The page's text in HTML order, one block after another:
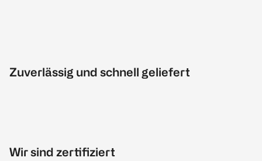
Zuverlässig und schnell geliefert
Wir sind zertifiziert